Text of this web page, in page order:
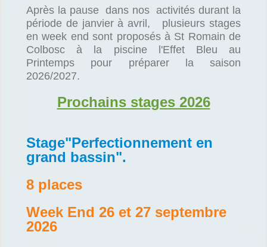
Après la pause dans nos activités durant la
période de janvier à avril, plusieurs stages
en week end sont proposés à St Romain de
Colbosc à la piscine l'Effet Bleu au
Printemps pour préparer la saison
2026/2027.
Prochains stages 2026
Stage"Perfectionnement en
grand bassin".
8 places
Week End 26 et 27 septembre
2026